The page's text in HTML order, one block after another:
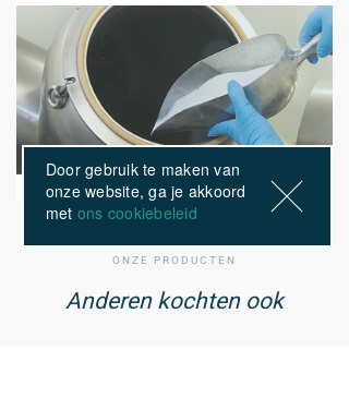
ONZE PRODUCTEN
Anderen kochten ook
Door gebruik te maken van
onze website, ga je akkoord
met ons cookiebeleid